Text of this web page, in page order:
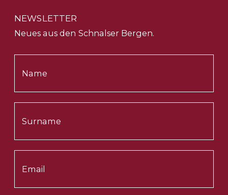
NEWSLETTER
Neues aus den Schnalser Bergen.